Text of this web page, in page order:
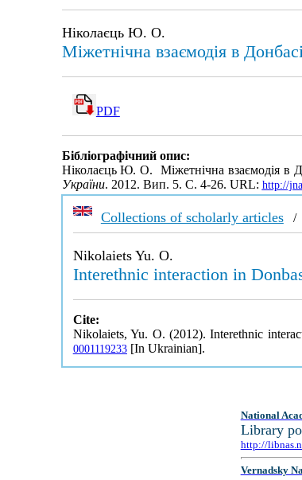
Ніколаєць Ю. О.
Міжетнічна взаємодія в
PDF
Бібліографічний опис:
Ніколаєць Ю. О. Міжетнічна взаємодія в
України. 2012. Вип. 5. С. 4-26. URL: http://
Collections of scholarly articles/
Nikolaiets Yu. O.
Interethnic interaction in
Cite:
Nikolaiets, Yu. O. (2012). Interethnic
0001119233[In Ukrainian].
National
Library
http://
Vernadsky